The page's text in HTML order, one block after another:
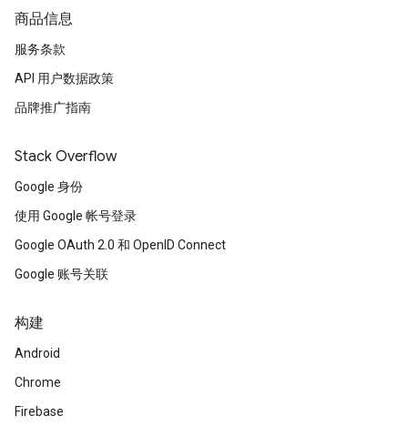
商品信息
服务条款
API 用户数据政策
品牌推广指南
Stack Overflow
Google 身份
使用 Google 帐号登录
Google OAuth 2.0 和 OpenID Connect
Google 账号关联
构建
Android
Chrome
Firebase